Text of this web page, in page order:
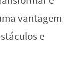
vantagem
e